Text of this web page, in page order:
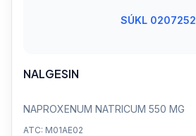
SÚKL 0207252
NALGESIN
NAPROXENUM NATRICUM 550 MG
ATC: M01AE02